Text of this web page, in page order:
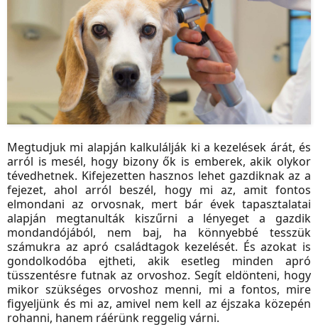
Megtudjuk mi alapján kalkulálják ki a kezelések árát, és
arról is mesél, hogy bizony ők is emberek, akik olykor
tévedhetnek. Kifejezetten hasznos lehet gazdiknak az a
fejezet, ahol arról beszél, hogy mi az, amit fontos
elmondani az orvosnak, mert bár évek tapasztalatai
alapján megtanulták kiszűrni a lényeget a gazdik
mondandójából, nem baj, ha könnyebbé tesszük
számukra az apró családtagok kezelését. És azokat is
gondolkodóba ejtheti, akik esetleg minden apró
tüsszentésre futnak az orvoshoz. Segít eldönteni, hogy
mikor szükséges orvoshoz menni, mi a fontos, mire
figyeljünk és mi az, amivel nem kell az éjszaka közepén
rohanni, hanem ráérünk reggelig várni.